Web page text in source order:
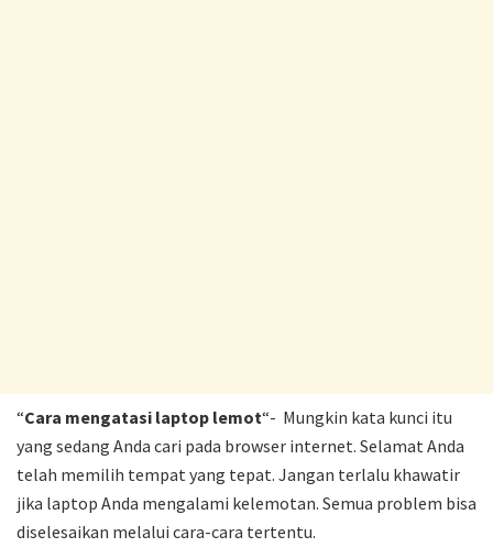
“Cara mengatasi laptop lemot“- Mungkin kata kunci itu
yang sedang Anda cari pada browser internet. Selamat Anda
telah memilih tempat yang tepat. Jangan terlalu khawatir
jika laptop Anda mengalami kelemotan. Semua problem bisa
diselesaikan melalui cara-cara tertentu.